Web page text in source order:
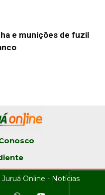
e munições de fuzil
Online - Notícias